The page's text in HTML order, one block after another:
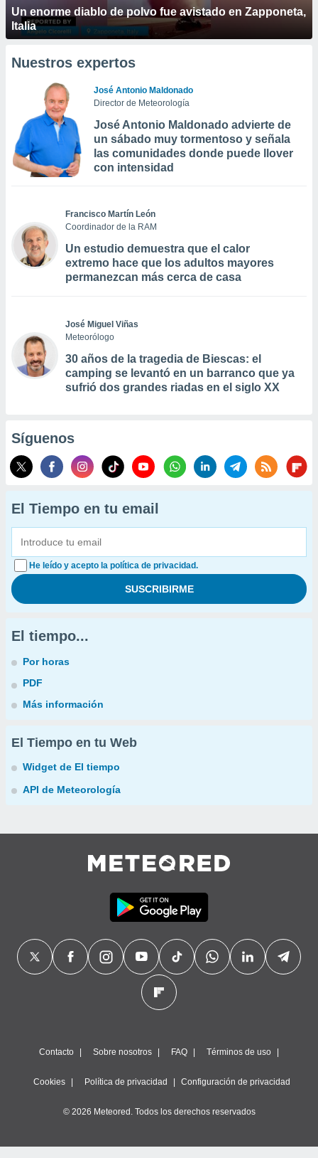
Un enorme diablo de polvo fue avistado en Zapponeta,
Italia
Nuestros expertos
José Antonio Maldonado
Director de Meteorología
José Antonio Maldonado advierte de
un sábado muy tormentoso y señala
las comunidades donde puede llover
con intensidad
Francisco Martín León
Coordinador de la RAM
Un estudio demuestra que el calor
extremo hace que los adultos mayores
permanezcan más cerca de casa
José Miguel Viñas
Meteorólogo
30 años de la tragedia de Biescas: el
camping se levantó en un barranco que ya
sufrió dos grandes riadas en el siglo XX
Síguenos
El Tiempo en tu email
He leído y acepto la política de privacidad.
El tiempo...
Por horas
PDF
Más información
El Tiempo en tu Web
Widget de El tiempo
API de Meteorología
Contacto Sobre nosotros FAQ Términos de uso
Cookies Política de privacidad Configuración de privacidad
© 2026 Meteored. Todos los derechos reservados